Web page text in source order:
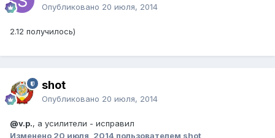
Опубликовано 20 июля, 2014
2.12 получилось)
shot
Опубликовано 20 июля, 2014
@v.p., а усилители - исправил
Изменено 20 июля, 2014 пользователем shot